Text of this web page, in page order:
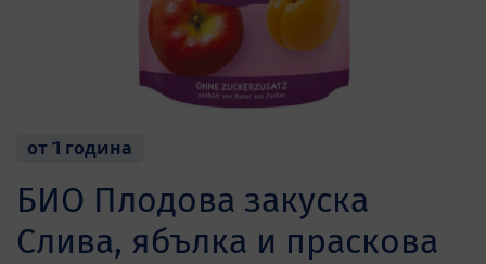
от 1 година
БИО Плодова закуска
Слива, ябълка и праскова